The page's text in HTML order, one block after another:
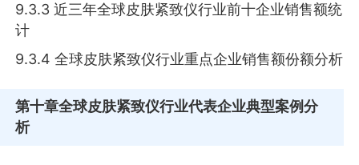
9.3.3 近三年全球皮肤紧致仪行业前十企业销售额统
计
9.3.4 全球皮肤紧致仪行业重点企业销售额份额分析
第十章全球皮肤紧致仪行业代表企业典型案例分
析